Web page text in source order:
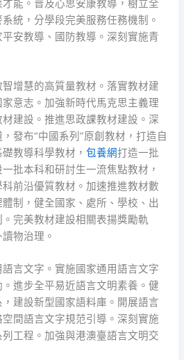
能。普及心思安康教導，樹立全
統，分學段完美服務任務機制。
安教導、國防教導。深刻實施青
智增慧的高質量教材。落實教材建
意志。加強新時代馬克思主義理
建設。推進思政課教材建設。深
發布“中國系列”原創教材，打造自
教導科學教材，包養網打造一批
批本科和研討生一流焦點教材，
前沿優質教材。加速推進教材數
制，健全國家、處所、學校、出
完美教材建設相關表揚獎勵軌
物治理。
語言文字。實施國家通用語言文字
進步全平易近語言文明素養。健
建設新型國家語料庫。開展語言
間語言文字規范引導。深刻實施
工程。加強與港澳臺語言文明交